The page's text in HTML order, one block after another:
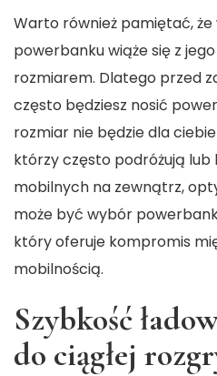
Warto również pamiętać,
powerbanku wiąże się z
rozmiarem. Dlatego przed
często będziesz nosić
rozmiar nie będzie dla
którzy często podróżują lub
mobilnych na zewnątrz,
może być wybór
który oferuje kompromis
mobilnością.
Szybkość
do ciągłej